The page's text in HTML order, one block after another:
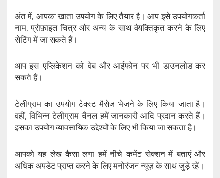
अंत में, आपका खाता उपयोग के लिए तैयार है। आप इसे उपयोगकर्ता
नाम, प्रोफ़ाइल चित्र और अन्य के साथ वैयक्तिकृत करने के लिए
सेटिंग में जा सकते हैं।
आप इस एप्लिकेशन को वेब और आईफोन पर भी डाउनलोड कर
सकते हैं।
टेलीग्राम का उपयोग टेक्स्ट मैसेज भेजने के लिए किया जाता है।
वहीं, विभिन्न टेलीग्राम चैनल हमें जानकारी आदि प्रदान करते हैं।
इसका उपयोग व्यावसायिक उद्देश्यों के लिए भी किया जा सकता है।
आपको यह लेख कैसा लगा हमें नीचे कमेंट सेक्शन में बताएं और
अधिक अपडेट प्राप्त करने के लिए मनोरंजन न्यूज़ के साथ जुड़े रहें।